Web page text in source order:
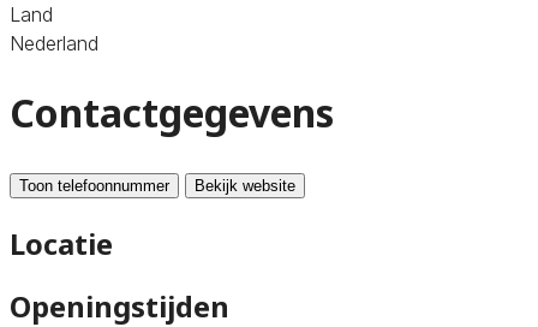
Land
Nederland
Contactgegevens
Toon telefoonnummer Bekijk website
Locatie
Openingstijden